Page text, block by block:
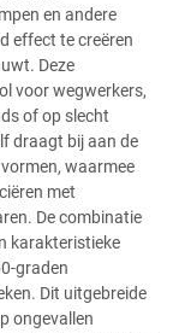
en andere
effect te creëren
Deze
voor wegwerkers,
of op slecht
draagt bij aan de
waarmee
met
De combinatie
karakteristieke
graden
Dit uitgebreide
ongevallen